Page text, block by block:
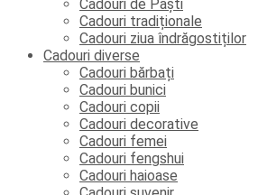
Cadouri de Paști
Cadouri tradiționale
Cadouri ziua îndrăgostiților
Cadouri diverse
Cadouri bărbați
Cadouri bunici
Cadouri copii
Cadouri decorative
Cadouri femei
Cadouri fengshui
Cadouri haioase